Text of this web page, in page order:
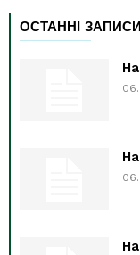
ОСТАННІ ЗАПИСИ